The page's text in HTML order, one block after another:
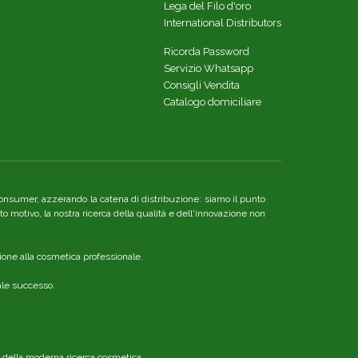
Lega del Filo d'oro
International Distributors
Ricorda Password
Servizio Whatsapp
Consigli Vendita
Catalogo domiciliare
azzerando la catena di distribuzione: siamo il punto
motivo, la nostra ricerca della qualità e dell'innovazione non
alla cosmetica professionale.
successo.